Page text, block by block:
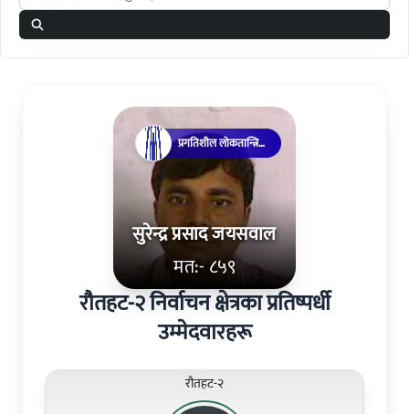
सुरेन्द्र प्रसाद जयसवाल
मत:- ८५९
प्रगतिशील लोकतान्त्रिक
पार्टी
रौतहट-२ निर्वाचन क्षेत्रका प्रतिष्पर्धी
उम्मेदवारहरू
रौतहट-२